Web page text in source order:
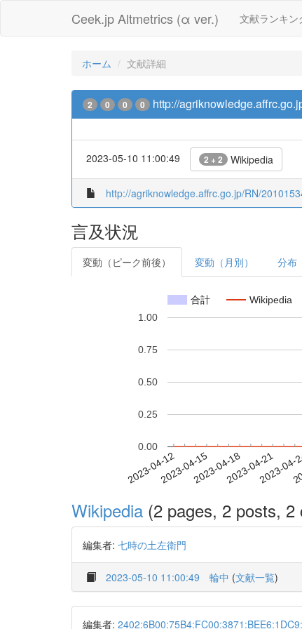
Ceek.jp Altmetrics (α ver.) 文献ランキン
ホーム 文献詳細
2 0 0 0 http://
2023-05-10 11:00:49 2 + 2 Wikipedia
http://agriknowledge.affrc.go.jp/RN/
言及状況
変動（ピーク前後） 変動（月別） 分布
合計 Wikipedia
2023-04-122023-04-152023-04-182023-04-21
2023-
0.00
0.25
0.50
0.75
1.00
Wikipedia (2 pages, 2 posts, 2
編集者: 七時の土左衛門
2023-05-10 11:00:49 輪中 (文献一覧)
編集者: